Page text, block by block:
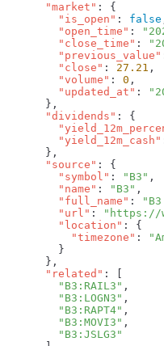
      "market"
        "is_open"
: false
        "open_time"
:
        "close_time"
:
        "previous_value"
        "close"
: 27.21
        "volume"
: 0
        "updated_at"
:
      "dividends"
        "yield_12m_cash"
      "source"
        "symbol"
: "B3"
        "name"
: "B3"
        "full_name"
:
        "url"
: "https://
        "location"
          "timezone"
:
      "related"
        "B3:RAIL3"
        "B3:LOGN3"
        "B3:RAPT4"
        "B3:MOVI3"